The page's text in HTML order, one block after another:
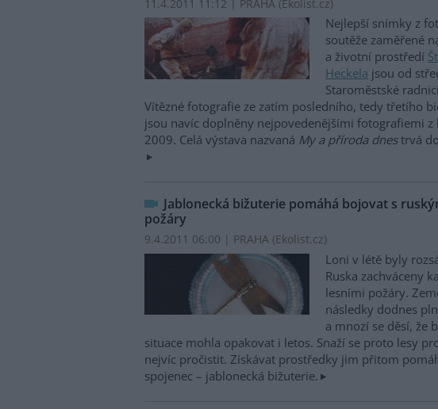
11.4.2011 11:12 | PRAHA (Ekolist.cz)
Nejlepší snímky z
soutěže zaměřené
a životní prostředí
Heckela jsou od
Staroměstské
Vítězné fotografie ze zatím posledního, tedy třetího
jsou navíc doplněny nejpovedenějšími fotografiemi z
2009. Celá výstava nazvaná My a příroda dnestrvá
Jablonecká bižuterie pomáhá bojovat s
požáry
9.4.2011 06:00 | PRAHA (Ekolist.cz)
Loni v létě byly
Ruska zachváceny
lesními požáry.
následky dodnes
a mnozí se děsí, že
situace mohla opakovat i letos. Snaží se proto lesy
nejvíc pročistit. Získávat prostředky jim přitom
spojenec – jablonecká bižuterie.